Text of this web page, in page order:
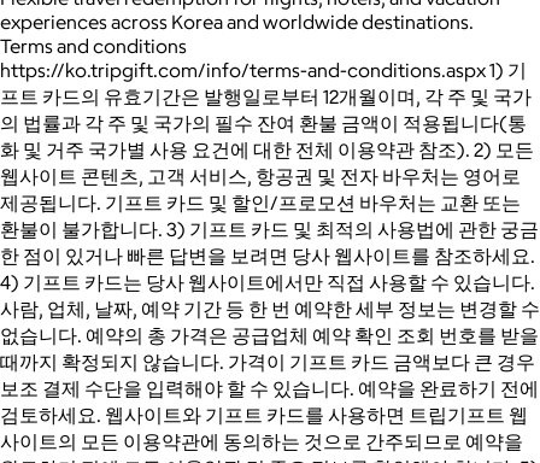
experiences across Korea and worldwide destinations.
Terms and conditions
https://ko.tripgift.com/info/terms-and-conditions.aspx 1) 기
프트 카드의 유효기간은 발행일로부터 12개월이며, 각 주 및 국가
의 법률과 각 주 및 국가의 필수 잔여 환불 금액이 적용됩니다(통
화 및 거주 국가별 사용 요건에 대한 전체 이용약관 참조). 2) 모든
웹사이트 콘텐츠, 고객 서비스, 항공권 및 전자 바우처는 영어로
제공됩니다. 기프트 카드 및 할인/프로모션 바우처는 교환 또는
환불이 불가합니다. 3) 기프트 카드 및 최적의 사용법에 관한 궁금
한 점이 있거나 빠른 답변을 보려면 당사 웹사이트를 참조하세요.
4) 기프트 카드는 당사 웹사이트에서만 직접 사용할 수 있습니다.
사람, 업체, 날짜, 예약 기간 등 한 번 예약한 세부 정보는 변경할 수
없습니다. 예약의 총 가격은 공급업체 예약 확인 조회 번호를 받을
때까지 확정되지 않습니다. 가격이 기프트 카드 금액보다 큰 경우
보조 결제 수단을 입력해야 할 수 있습니다. 예약을 완료하기 전에
검토하세요. 웹사이트와 기프트 카드를 사용하면 트립기프트 웹
사이트의 모든 이용약관에 동의하는 것으로 간주되므로 예약을